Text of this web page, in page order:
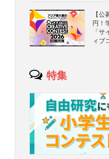
【
円！
「
ィブ
特集